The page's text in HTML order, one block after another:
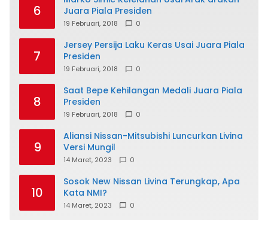
6
Juara Piala Presiden
19 Februari, 2018 0
7
Jersey Persija Laku Keras Usai Juara Piala
Presiden
19 Februari, 2018 0
8
Saat Bepe Kehilangan Medali Juara Piala
Presiden
19 Februari, 2018 0
9
Aliansi Nissan-Mitsubishi Luncurkan Livina
Versi Mungil
14 Maret, 2023 0
10
Sosok New Nissan Livina Terungkap, Apa
Kata NMI?
14 Maret, 2023 0